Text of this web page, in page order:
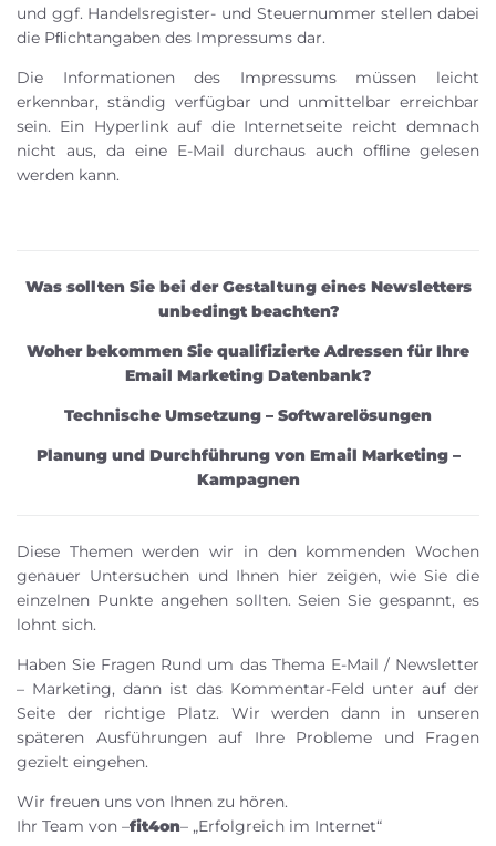
und ggf. Handelsregister- und Steuernummer stellen dabei
die Pﬂichtangaben des Impressums dar.
Die Informationen des Impressums müssen leicht
erkennbar, ständig verfügbar und unmittelbar erreichbar
sein. Ein Hyperlink auf die Internetseite reicht demnach
nicht aus, da eine E-Mail durchaus auch ofﬂine gelesen
werden kann.
Was sollten Sie bei der Gestaltung eines Newsletters
unbedingt beachten?
Woher bekommen Sie qualifizierte Adressen für Ihre
Email Marketing Datenbank?
Technische Umsetzung – Softwarelösungen
Planung und Durchführung von Email Marketing –
Kampagnen
Diese Themen werden wir in den kommenden Wochen
genauer Untersuchen und Ihnen hier zeigen, wie Sie die
einzelnen Punkte angehen sollten. Seien Sie gespannt, es
lohnt sich.
Haben Sie Fragen Rund um das Thema E-Mail / Newsletter
– Marketing, dann ist das Kommentar-Feld unter auf der
Seite der richtige Platz. Wir werden dann in unseren
späteren Ausführungen auf Ihre Probleme und Fragen
gezielt eingehen.
Wir freuen uns von Ihnen zu hören.
Ihr Team von –fit4on– „Erfolgreich im Internet“